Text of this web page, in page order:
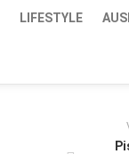
LIFESTYLE